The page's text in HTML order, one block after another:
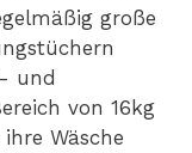
große
und
von 16kg
Wäsche